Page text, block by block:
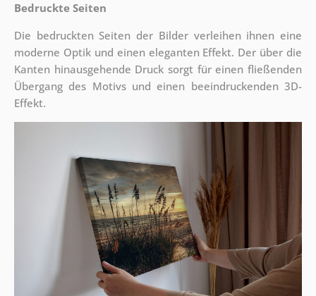
Bedruckte Seiten
Die bedruckten Seiten der Bilder verleihen ihnen eine
moderne Optik und einen eleganten Effekt. Der über die
Kanten hinausgehende Druck sorgt für einen fließenden
Übergang des Motivs und einen beeindruckenden 3D-
Effekt.